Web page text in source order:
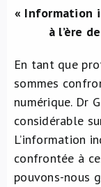
« Information
à l’ère
En tant que
sommes
numérique. Dr
considérable
L’information
confrontée à
pouvons-nous